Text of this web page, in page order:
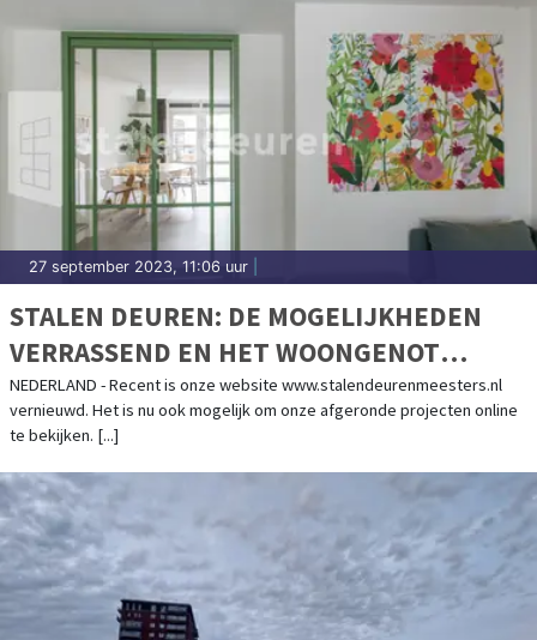
27 september 2023, 11:06 uur
STALEN DEUREN: DE MOGELIJKHEDEN
VERRASSEND EN HET WOONGENOT
VERBLUFFEND
NEDERLAND - Recent is onze website www.stalendeurenmeesters.nl
vernieuwd. Het is nu ook mogelijk om onze afgeronde projecten online
te bekijken. [...]